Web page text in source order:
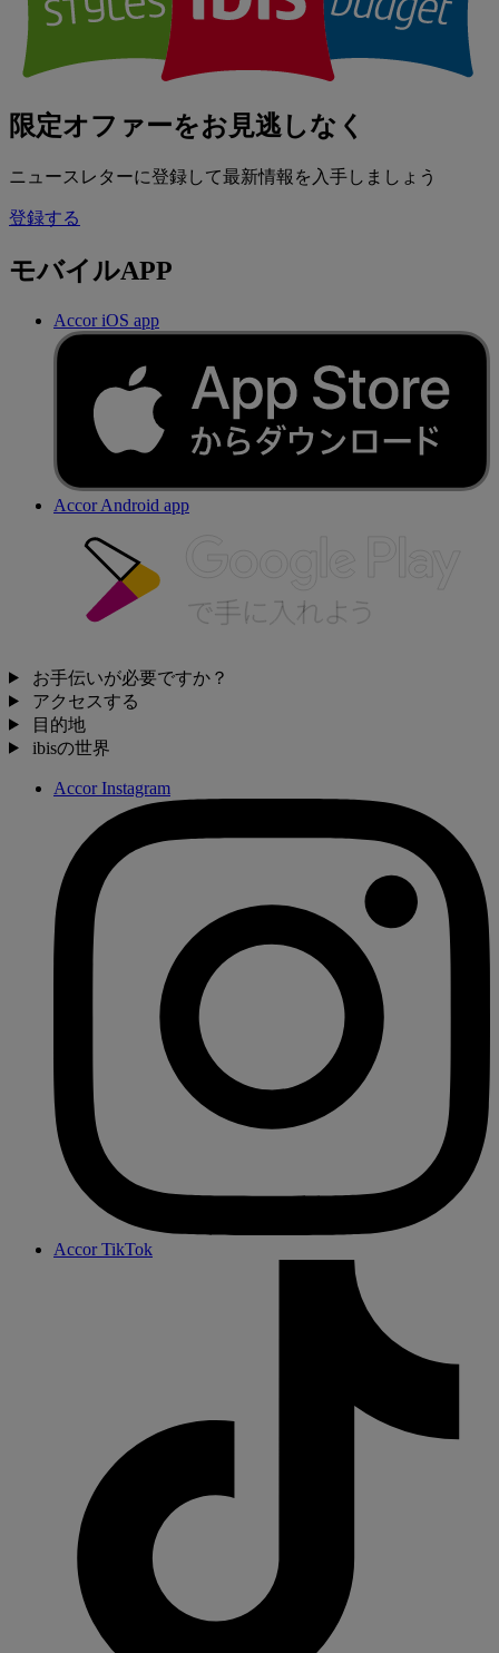
限定オファーをお見逃しなく
ニュースレターに登録して最新情報を入手しましょう
登録する
モバイルAPP
Accor iOS app
Accor Android app
お手伝いが必要ですか？
アクセスする
目的地
ibisの世界
Accor Instagram
Accor TikTok